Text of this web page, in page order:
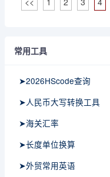
常用工具
➤2026HScode查询
➤人民币大写转换工具
➤海关汇率
➤长度单位换算
➤外贸常用英语